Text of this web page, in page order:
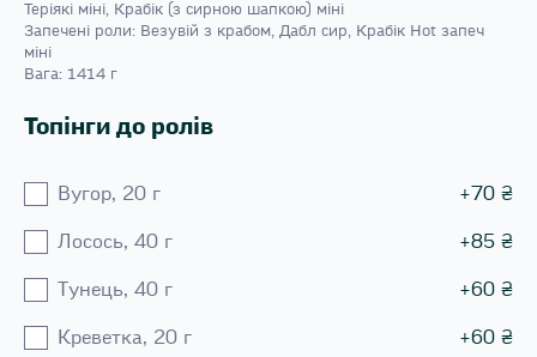
Теріякі міні, Крабік (з сирною шапкою) міні
Запечені роли: Везувій з крабом, Дабл сир, Крабік Hot запеч
міні
Вага: 1414 г
Топінги до ролів
Вугор, 20 г +70 ₴
Лосось, 40 г +85 ₴
Тунець, 40 г +60 ₴
Креветка, 20 г +60 ₴